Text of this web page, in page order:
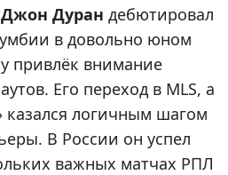
Джон Дуран дебютировал
в довольно юном
привлёк внимание
Его переход в MLS, а
казался логичным шагом
В России он успел
важных матчах РПЛ